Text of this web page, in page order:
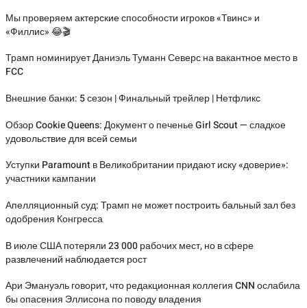
Мы проверяем актерские способности игроков «Твинс» и
«Филлис» 😂🎬
Трамп номинирует Даниэль Туманн Северс на вакантное место в
FCC
Внешние банки: 5 сезон | Финальный трейлер | Нетфликс
Обзор Cookie Queens: Документ о печенье Girl Scout — сладкое
удовольствие для всей семьи
Уступки Paramount в Великобритании придают иску «доверие»:
участники кампании
Апелляционный суд: Трамп не может построить бальный зал без
одобрения Конгресса
В июле США потеряли 23 000 рабочих мест, но в сфере
развлечений наблюдается рост
Ари Эмануэль говорит, что редакционная коллегия CNN ослабила
бы опасения Эллисона по поводу владения